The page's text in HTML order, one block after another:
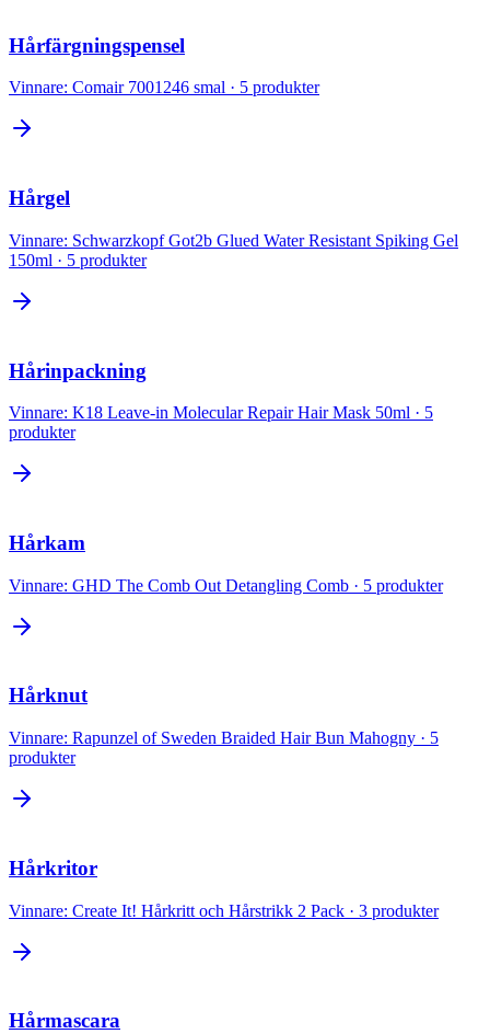
Hårfärgningspensel
Vinnare: Comair 7001246 smal · 5 produkter
Hårgel
Vinnare: Schwarzkopf Got2b Glued Water Resistant Spiking Gel
150ml · 5 produkter
Hårinpackning
Vinnare: K18 Leave-in Molecular Repair Hair Mask 50ml · 5
produkter
Hårkam
Vinnare: GHD The Comb Out Detangling Comb · 5 produkter
Hårknut
Vinnare: Rapunzel of Sweden Braided Hair Bun Mahogny · 5
produkter
Hårkritor
Vinnare: Create It! Hårkritt och Hårstrikk 2 Pack · 3 produkter
Hårmascara